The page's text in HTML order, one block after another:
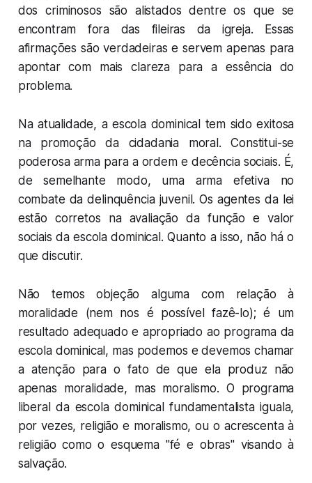
dos criminosos são alistados dentre os que se
encontram fora das fileiras da igreja. Essas
afirmações são verdadeiras e servem apenas para
apontar com mais clareza para a essência do
problema.
Na atualidade, a escola dominical tem sido exitosa
na promoção da cidadania moral. Constitui-se
poderosa arma para a ordem e decência sociais. É,
de semelhante modo, uma arma efetiva no
combate da delinquência juvenil. Os agentes da lei
estão corretos na avaliação da função e valor
sociais da escola dominical. Quanto a isso, não há o
que discutir.
Não temos objeção alguma com relação à
moralidade (nem nos é possível fazê-lo); é um
resultado adequado e apropriado ao programa da
escola dominical, mas podemos e devemos chamar
a atenção para o fato de que ela produz não
apenas moralidade, mas moralismo. O programa
liberal da escola dominical fundamentalista iguala,
por vezes, religião e moralismo, ou o acrescenta à
religião como o esquema "fé e obras" visando à
salvação.